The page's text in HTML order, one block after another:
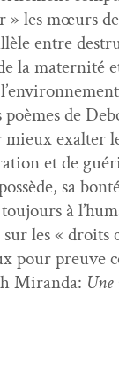
» les mœurs
entre
la mater­nité
poèmes de
mieux exal­ter
et de
sa
à
les « droits
pour preuve
Miran­da: Une